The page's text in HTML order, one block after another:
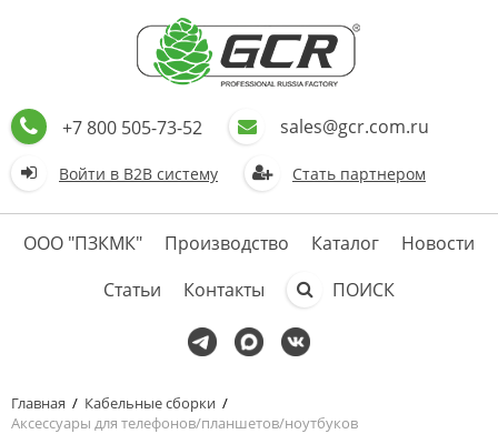
+7 800 505-73-52 sales@gcr.com.ru
Войти в В2В систему Стать партнером
ООО "ПЗКМК" Производство Каталог
Новости
Статьи
Контакты ПОИСК
Главная / Кабельные сборки /
Аксессуары для телефонов/планшетов/ноутбуков